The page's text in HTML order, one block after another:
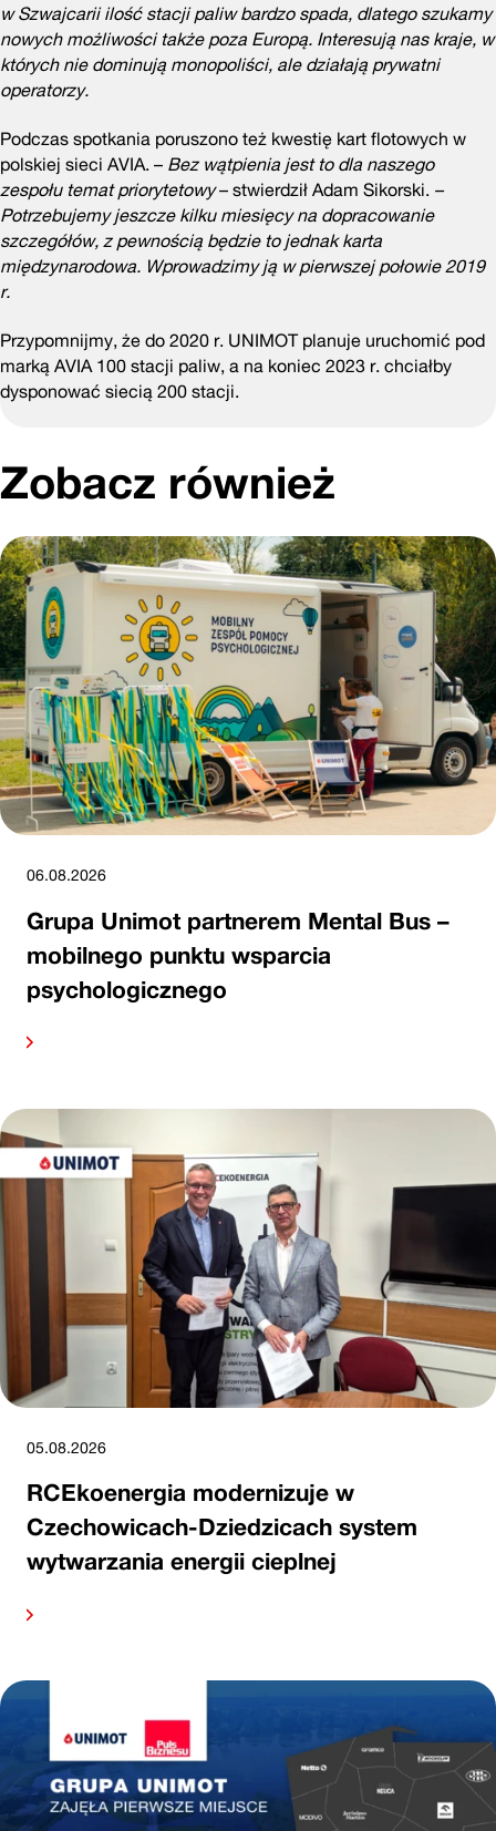
w Szwajcarii ilość stacji paliw bardzo spada, dlatego szukamy
nowych możliwości także poza Europą. Interesują nas kraje, w
których nie dominują monopoliści, ale działają prywatni
operatorzy.
Podczas spotkania poruszono też kwestię kart flotowych w
polskiej sieci AVIA. – Bez wątpienia jest to dla naszego
zespołu temat priorytetowy– stwierdził Adam Sikorski. –
Potrzebujemy jeszcze kilku miesięcy na dopracowanie
szczegółów, z pewnością będzie to jednak karta
międzynarodowa. Wprowadzimy ją w pierwszej połowie 2019
r.
Przypomnijmy, że do 2020 r. UNIMOT planuje uruchomić pod
marką AVIA 100 stacji paliw, a na koniec 2023 r. chciałby
dysponować siecią 200 stacji.
Zobacz również
06.08.2026
Grupa Unimot partnerem Mental Bus –
mobilnego punktu wsparcia
psychologicznego
05.08.2026
RCEkoenergia modernizuje w
Czechowicach-Dziedzicach system
wytwarzania energii cieplnej